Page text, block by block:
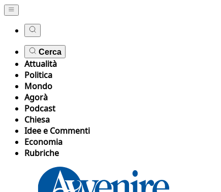
Cerca
Attualità
Politica
Mondo
Agorà
Podcast
Chiesa
Idee e Commenti
Economia
Rubriche